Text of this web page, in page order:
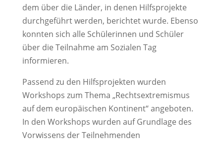
dem über die Länder, in denen Hilfsprojekte
durchgeführt werden, berichtet wurde. Ebenso
konnten sich alle Schülerinnen und Schüler
über die Teilnahme am Sozialen Tag
informieren.
Passend zu den Hilfsprojekten wurden
Workshops zum Thema „Rechtsextremismus
auf dem europäischen Kontinent“ angeboten.
In den Workshops wurden auf Grundlage des
Vorwissens der Teilnehmenden